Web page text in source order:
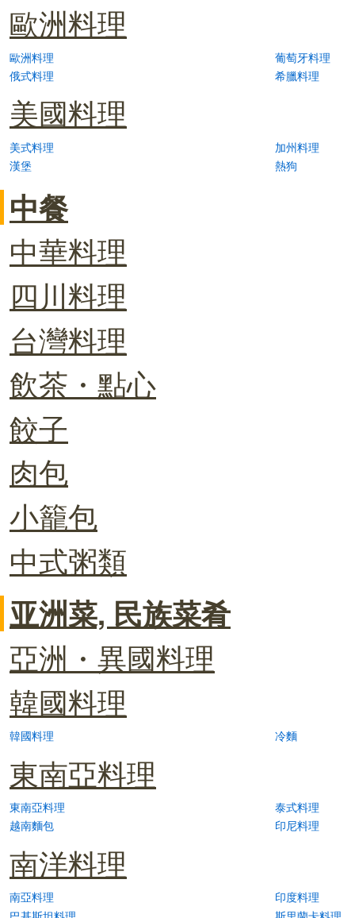
歐洲料理
歐洲料理
葡萄牙料理
俄式料理
希臘料理
美國料理
美式料理
加州料理
漢堡
熱狗
中餐
中華料理
四川料理
台灣料理
飲茶・點心
餃子
肉包
小籠包
中式粥類
亚洲菜, 民族菜肴
亞洲・異國料理
韓國料理
韓國料理 冷麵
東南亞料理
東南亞料理
泰式料理
越南麵包
印尼料理
南洋料理
南亞料理
印度料理